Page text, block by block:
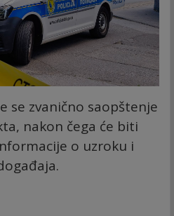
se zvanično saopštenje
nakon čega će biti
o uzroku i